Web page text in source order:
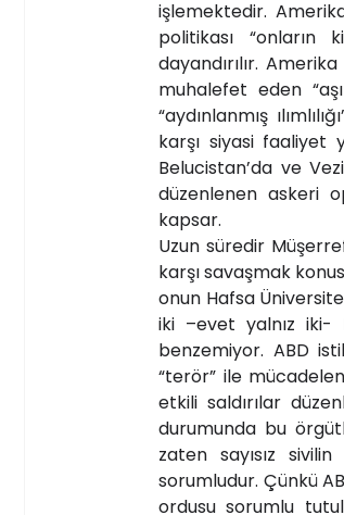
işlemektedir.
politikası “onların
dayandırılır.
muhalefet eden
“aydınlanmış
karşı siyasi faaliyet
Belucistan’da ve
düzenlenen askeri
kapsar.
Uzun süredir
karşı savaşmak
onun Hafsa
iki –evet yalnız iki-
benzemiyor. ABD
“terör” ile
etkili saldırılar
durumunda bu
zaten sayısız
sorumludur. Çünkü
ordusu sorumlu